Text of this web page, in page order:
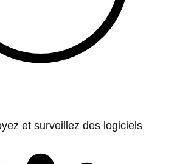
et surveillez des logiciels